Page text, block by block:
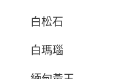
白松石
白瑪瑙